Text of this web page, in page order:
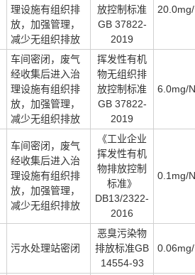
理设施有组织排
放，加强管理，
减少无组织排放
放控制标准
GB 37822-
2019
车间密闭，废气
经收集后进入治
理设施有组织排
放，加强管理，
减少无组织排放
挥发性有机
物无组织排
放控制标准
GB 37822-
2019
6.0mg/
车间密闭，废气
经收集后进入治
理设施有组织排
放，加强管理，
减少无组织排放
《工业企业
挥发性有机
物排放控制
标准》
DB13/2322-
2016
0.1mg/
污水处理站密闭
恶臭污染物
排放标准GB
14554-93